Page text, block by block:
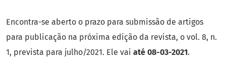
Encontra-se aberto o prazo para submissão de artigos
para publicação na próxima edição da revista, o vol. 8, n.
1, prevista para julho/2021. Ele vai até 08-03-2021.